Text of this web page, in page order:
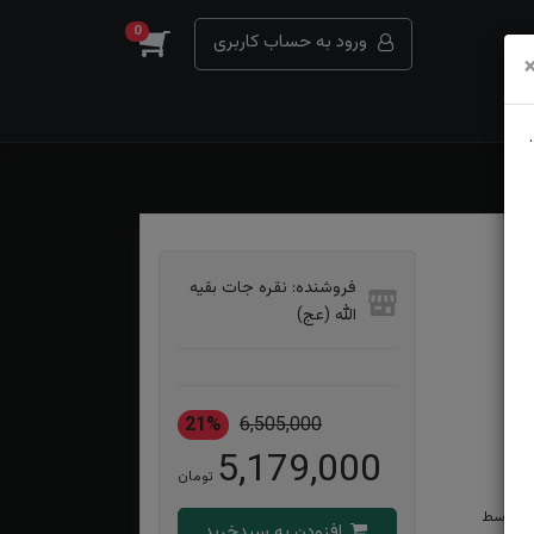
ورود به حساب کاربری 0
توسط
فروشنده: نقره جات بقیه
الله (عج)
6,505,000
21%
5,179,000 تومان